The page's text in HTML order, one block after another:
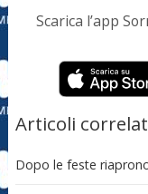
Scarica l’app
Articoli
Dopo le feste